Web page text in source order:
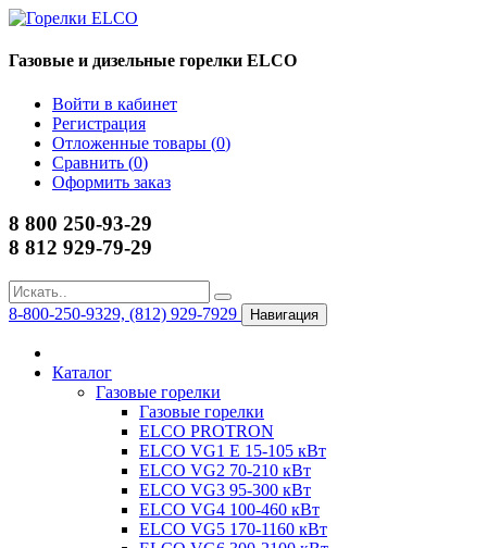
Газовые и дизельные горелки ELCO
Войти в кабинет
Регистрация
Отложенные товары (0)
Сравнить (0)
Оформить заказ
8 800 250-93-29
8 812 929-79-29
8-800-250-9329, (812) 929-7929 Навигация
Каталог
Газовые горелки
Газовые горелки
ELCO PROTRON
ELCO VG1 E 15-105 кВт
ELCO VG2 70-210 кВт
ELCO VG3 95-300 кВт
ELCO VG4 100-460 кВт
ELCO VG5 170-1160 кВт